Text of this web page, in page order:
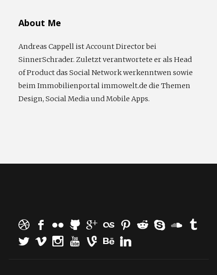
About Me
Andreas Cappell ist Account Director bei
SinnerSchrader. Zuletzt verantwortete er als Head
of Product das Social Network werkenntwen sowie
beim Immobilienportal immowelt.de die Themen
Design, Social Media und Mobile Apps.